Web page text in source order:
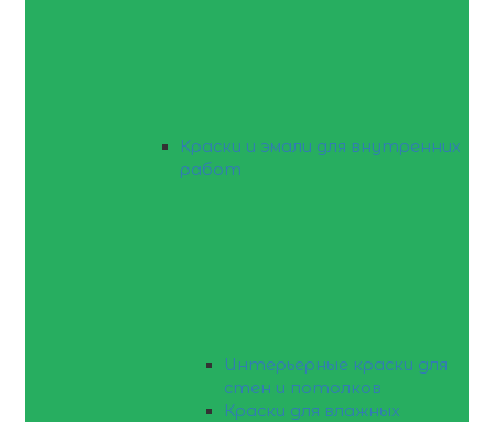
Краски и эмали для внутренних
работ
Интерьерные краски для
стен и потолков
Краски для влажных